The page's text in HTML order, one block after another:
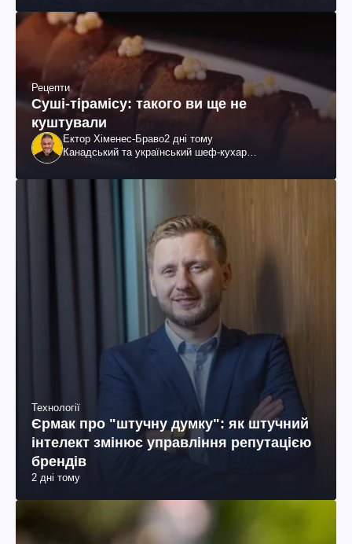
Рецепти
Суші-тірамісу: такого ви ще не
куштували
Ектор Хіменес-Браво2 дні тому
Канадський та український шеф-кухар
Технології
Єрмак про "штучну думку": як штучний
інтелект змінює управління репутацією
брендів
2 дні тому